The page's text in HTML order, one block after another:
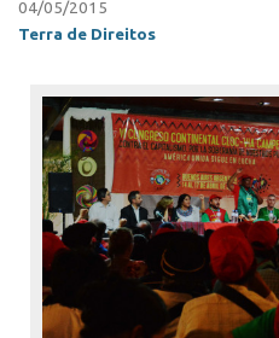
04/05/2015
Terra de Direitos